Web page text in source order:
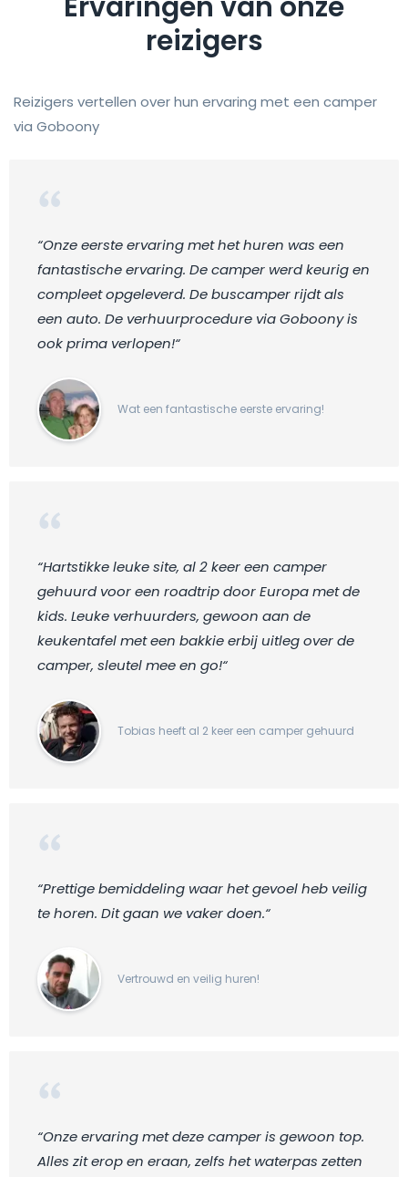
reizigers
Reizigers vertellen over hun ervaring met een camper
via Goboony
“Onze eerste ervaring met het huren was een
fantastische ervaring. De camper werd keurig en
compleet opgeleverd. De buscamper rijdt als
een auto. De verhuurprocedure via Goboony is
ook prima verlopen!“
Wat een fantastische eerste ervaring!
“Hartstikke leuke site, al 2 keer een camper
gehuurd voor een roadtrip door Europa met de
kids. Leuke verhuurders, gewoon aan de
keukentafel met een bakkie erbij uitleg over de
camper, sleutel mee en go!“
Tobias heeft al 2 keer een camper gehuurd
“Prettige bemiddeling waar het gevoel heb veilig
te horen. Dit gaan we vaker doen.“
Vertrouwd en veilig huren!
“Onze ervaring met deze camper is gewoon top.
Alles zit erop en eraan, zelfs het waterpas zetten